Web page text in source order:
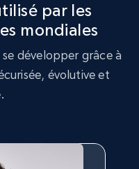
Essai gratuit
using
Discount,
par les
mondiales
développer grâce à
évolutive et